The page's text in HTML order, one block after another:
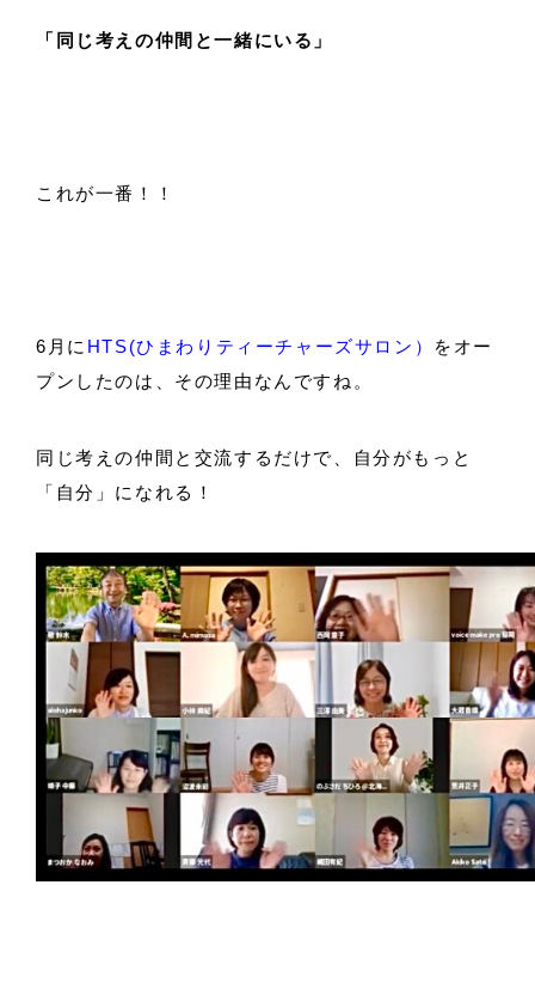
「同じ考えの仲間と一緒にいる」
これが一番！！
6月に HTS(ひまわりティーチャーズサロン）
をオー
プンしたのは、その理由なんですね。
同じ考えの仲間と交流するだけで、自分がもっと
「自分」になれる！